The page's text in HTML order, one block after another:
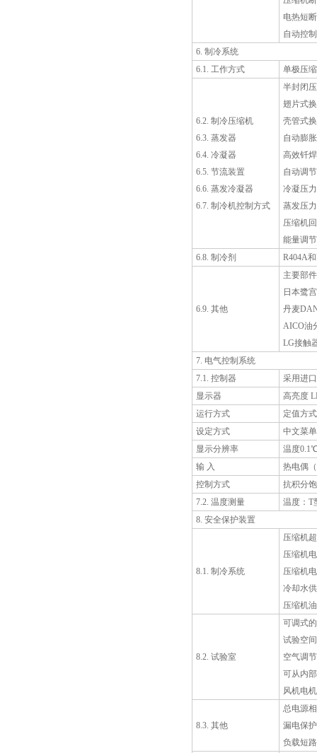
电热短
自动控
6. 制冷系统
6.1. 工作方式
单极压
6.2. 制冷压缩机
6.3. 蒸发器
6.4. 冷凝器
6.5. 节流装置
6.6. 蒸发冷凝器
6.7. 制冷机控制方式
半封闭
翅片式
壳管式
自动膨
高效钎
自动调
冷凝压
蒸发压
压缩机
能量调
6.8. 制冷剂
R404A
6.9. 其他
主要部
日本鹭
丹麦
AICO油
LG接触
7. 电气控制系统
7.1. 控制器
采用进
显示器
高亮度
运行方式
定值方式
设定方式
中文菜
显示分辨率
温度
输 入
热电偶
控制方式
抗积分
7.2. 温度测量
温度：T
8. 安全保护装置
8.1. 制冷系统
压缩机
压缩机
压缩机
冷却水
压缩机
8.2. 试验室
可调式
试验空
空气调
可从内
风机电
8.3. 其他
总电源
漏电保护
负载短